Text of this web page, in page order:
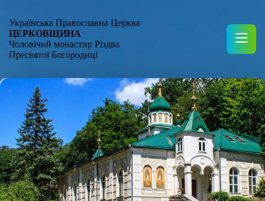
Українська Православна Церква
ЦЕРКОВЩИНА
Чоловічий монастир Різдва
Пресвятої Богородиці